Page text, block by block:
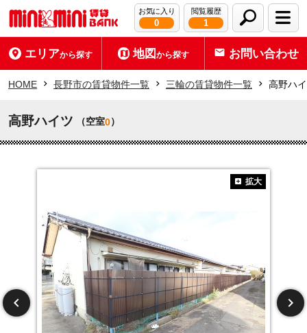
お気に入り
0
閲覧履歴
1
エリアから探す 地図から探す お問い合わせ
HOME 長野市の賃貸物件一覧 三輪の賃貸物件一覧 高野ハ
高野ハイツ （空室0）
拡大